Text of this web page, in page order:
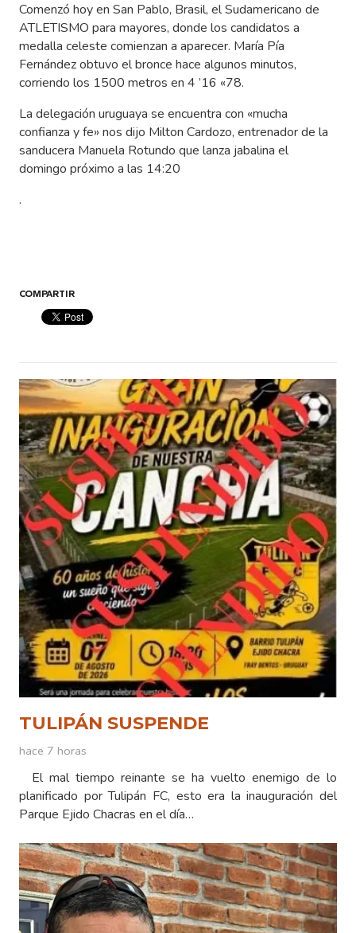
Comenzó hoy en San Pablo, Brasil, el Sudamericano de
ATLETISMO para mayores, donde los candidatos a
medalla celeste comienzan a aparecer. María Pía
Fernández obtuvo el bronce hace algunos minutos,
corriendo los 1500 metros en 4 ’16 «78.
La delegación uruguaya se encuentra con «mucha
confianza y fe» nos dijo Milton Cardozo, entrenador de la
sanducera Manuela Rotundo que lanza jabalina el
domingo próximo a las 14:20
.
COMPARTIR
TULIPÁN SUSPENDE
hace 7 horas
El mal tiempo reinante se ha vuelto enemigo de lo
planificado por Tulipán FC, esto era la inauguración del
Parque Ejido Chacras en el día…